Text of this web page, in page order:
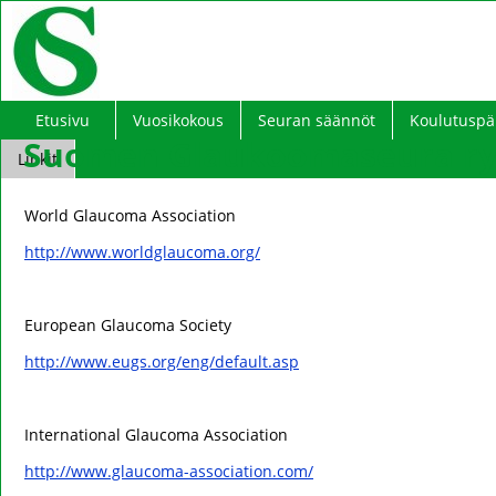
Suomen Glaukoomaseura
Etusivu Vuosikokous Seuran säännöt
Linkit
World Glaucoma Association
http://www.worldglaucoma.org/
European Glaucoma Society
http://www.eugs.org/eng/default.asp
International Glaucoma Association
http://www.glaucoma-association.com/